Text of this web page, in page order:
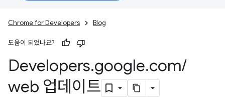
Chrome for Developers Blog
도움이 되었나요?
Developers.google.com/
web 업데이트